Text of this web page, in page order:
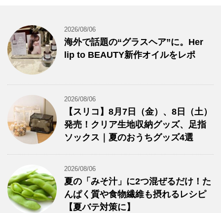
2026/08/06
海外で話題の“グラスヘア”に。Her
lip to BEAUTY新作オイルをレポ
2026/08/06
【スリコ】8月7日（金）、8日（土）
発売！クリア生地収納グッズ、足指
ソックス｜夏のおうちグッズ4選
2026/08/06
夏の「みそ汁」に2つ混ぜるだけ！た
んぱく質や食物繊維も摂れるレシピ
【夏バテ対策に】